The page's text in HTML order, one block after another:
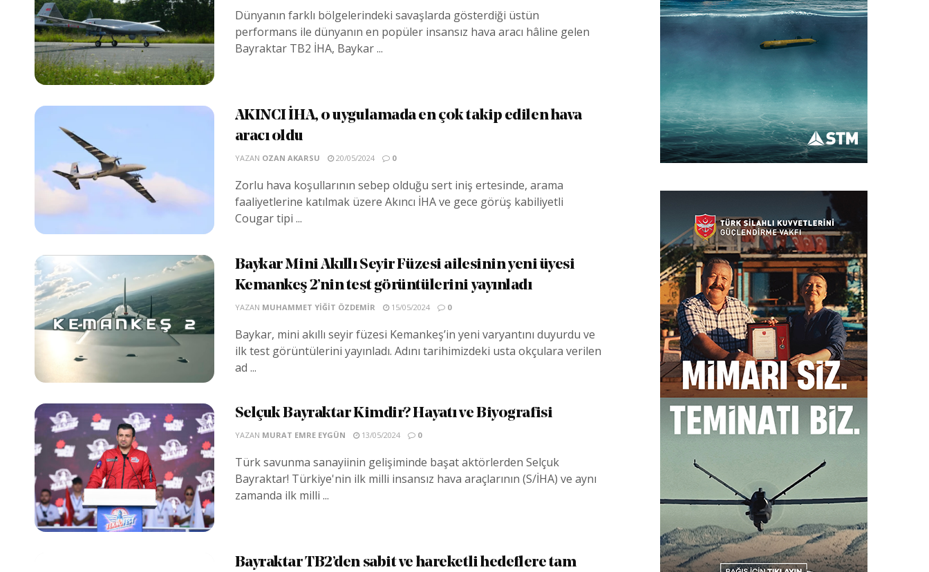
Dünyanın farklı bölgelerindeki savaşlarda gösterdiği üstün
performans ile dünyanın en popüler insansız hava aracı hâline gelen
Bayraktar TB2 İHA, Baykar ...
AKINCI İHA, o uygulamada en çok takip edilen hava
aracı oldu
YAZAN OZAN AKARSU 20/05/2024 0
Zorlu hava koşullarının sebep olduğu sert iniş ertesinde, arama
faaliyetlerine katılmak üzere Akıncı İHA ve gece görüş kabiliyetli
Cougar tipi ...
Baykar Mini Akıllı Seyir Füzesi ailesinin yeni üyesi
Kemankeş 2’nin test görüntülerini yayınladı
YAZAN MUHAMMET YIĞIT ÖZDEMIR 15/05/2024 0
Baykar, mini akıllı seyir füzesi Kemankeş’in yeni varyantını duyurdu ve
ilk test görüntülerini yayınladı. Adını tarihimizdeki usta okçulara verilen
ad ...
Selçuk Bayraktar Kimdir? Hayatı ve Biyografisi
YAZAN MURAT EMRE EYGÜN 13/05/2024 0
Türk savunma sanayiinin gelişiminde başat aktörlerden Selçuk
Bayraktar! Türkiye'nin ilk milli insansız hava araçlarının (S/İHA) ve aynı
zamanda ilk milli ...
Bayraktar TB2’den sabit ve hareketli hedeflere tam